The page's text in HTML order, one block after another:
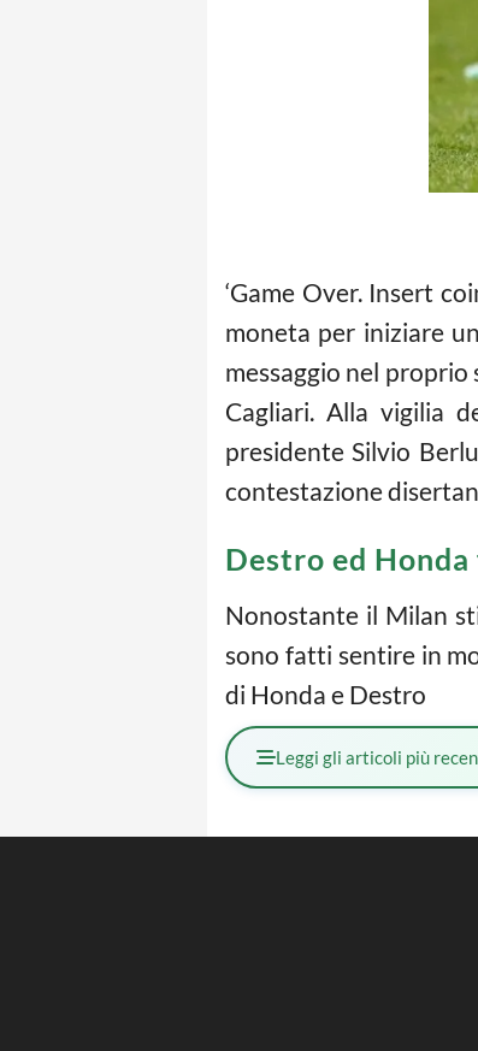
‘Game Over. Insert
moneta per iniziare
messaggio nel proprio
Cagliari. Alla vigilia
presidente Silvio
contestazione
Destro ed
Nonostante il Milan
sono fatti sentire in
di Honda e Destro
Leggi gli articoli più